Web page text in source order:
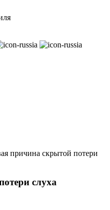
причина скрытой потери
слуха